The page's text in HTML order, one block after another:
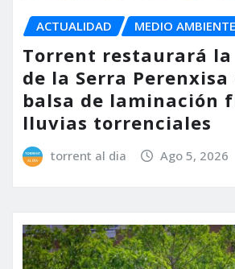
ACTUALIDAD MEDIO AMBIENTE
Torrent restaurará
de la Serra Perenxisa
balsa de laminación
lluvias torrenciales
torrent al dia Ago 5, 2026